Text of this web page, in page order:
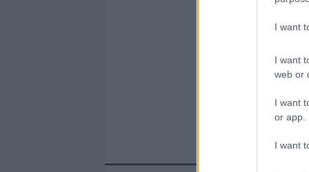
I want
I want
web or
I want
or app.
I want
re
Articolo